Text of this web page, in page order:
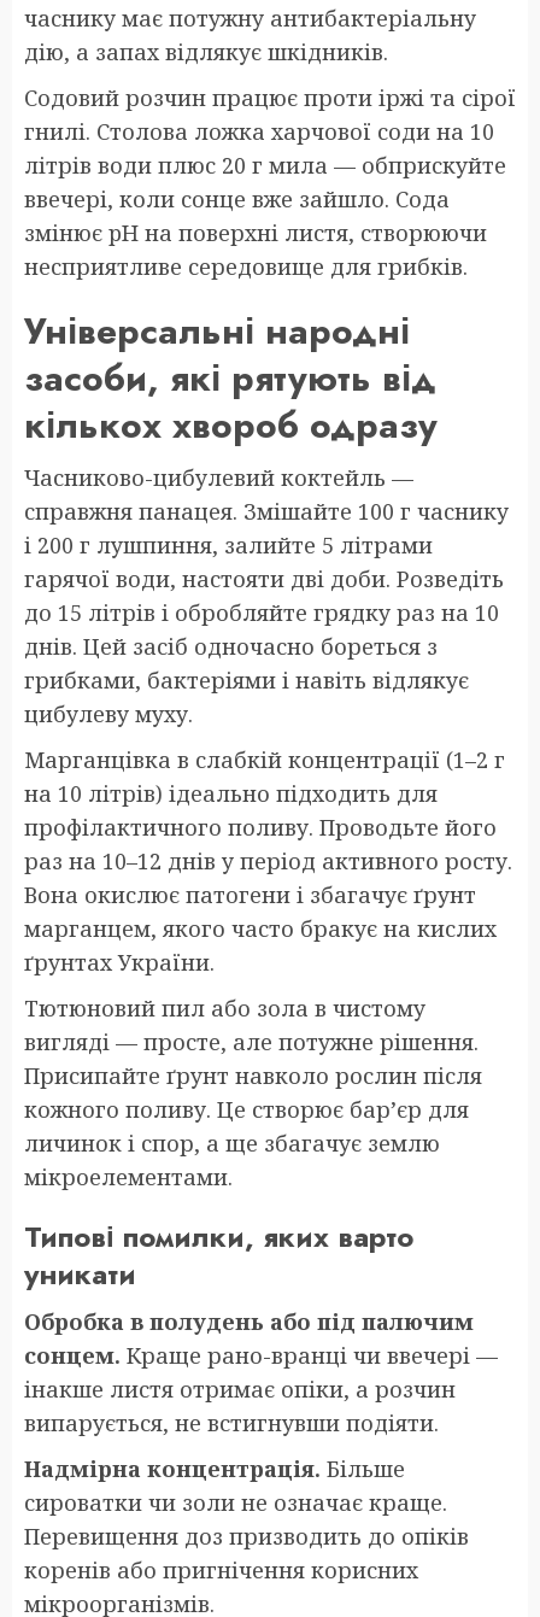
часнику має потужну антибактеріальну
дію, а запах відлякує шкідників.
Содовий розчин працює проти іржі та сірої
гнилі. Столова ложка харчової соди на 10
літрів води плюс 20 г мила — обприскуйте
ввечері, коли сонце вже зайшло. Сода
змінює pH на поверхні листя, створюючи
несприятливе середовище для грибків.
Універсальні народні
засоби, які рятують від
кількох хвороб одразу
Часниково-цибулевий коктейль —
справжня панацея. Змішайте 100 г часнику
і 200 г лушпиння, залийте 5 літрами
гарячої води, настояти дві доби. Розведіть
до 15 літрів і обробляйте грядку раз на 10
днів. Цей засіб одночасно бореться з
грибками, бактеріями і навіть відлякує
цибулеву муху.
Марганцівка в слабкій концентрації (1–2 г
на 10 літрів) ідеально підходить для
профілактичного поливу. Проводьте його
раз на 10–12 днів у період активного росту.
Вона окислює патогени і збагачує ґрунт
марганцем, якого часто бракує на кислих
ґрунтах України.
Тютюновий пил або зола в чистому
вигляді — просте, але потужне рішення.
Присипайте ґрунт навколо рослин після
кожного поливу. Це створює бар’єр для
личинок і спор, а ще збагачує землю
мікроелементами.
Типові помилки, яких варто
уникати
Обробка в полудень або під палючим
сонцем. Краще рано-вранці чи ввечері —
інакше листя отримає опіки, а розчин
випарується, не встигнувши подіяти.
Надмірна концентрація. Більше
сироватки чи золи не означає краще.
Перевищення доз призводить до опіків
коренів або пригнічення корисних
мікроорганізмів.